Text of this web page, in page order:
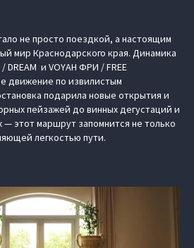
не просто поездкой, а настоящим
мир Краснодарского края. Динамика
и VOYAH ФРИ / FREE
движение по извилистым
подарила новые открытия и
пейзажей до винных дегустаций и
этот маршрут запомнится не только
легкостью пути.